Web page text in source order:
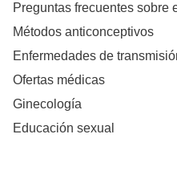
Preguntas frecuentes sobre
Métodos anticonceptivos
Enfermedades de
Ofertas médicas
Ginecología
Educación sexual